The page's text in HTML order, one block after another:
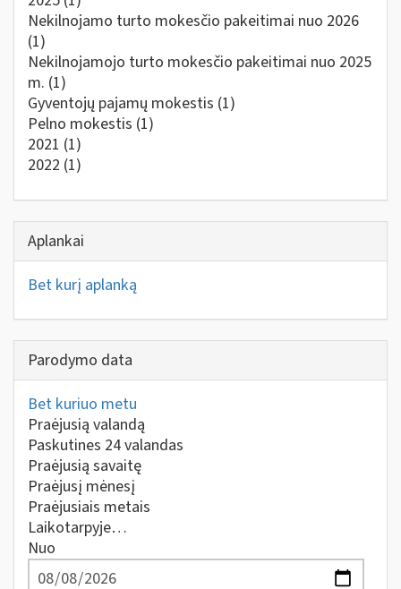
Nekilnojamo turto mokesčio pakeitimai nuo 2026
(1)
Nekilnojamojo turto mokesčio pakeitimai nuo 2025
m. (1)
Gyventojų pajamų mokestis (1)
Pelno mokestis (1)
2021 (1)
2022 (1)
Aplankai
Bet kurį aplanką
Parodymo data
Bet kuriuo metu
Praėjusią valandą
Paskutines 24 valandas
Praėjusią savaitę
Praėjusį mėnesį
Praėjusiais metais
Laikotarpyje…
Nuo